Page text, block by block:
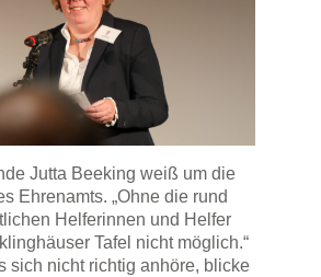
Jutta Beeking weiß um die
Ehrenamts. „Ohne die rund
Helferinnen und Helfer
Tafel nicht möglich.“
sich nicht richtig anhöre, blicke